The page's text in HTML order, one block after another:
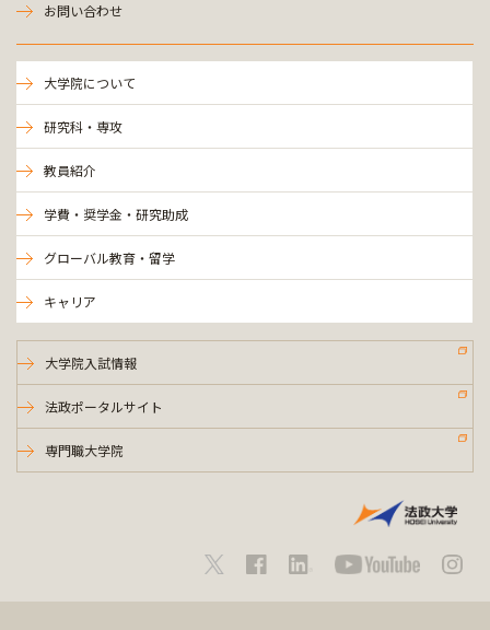
お問い合わせ
大学院について
研究科・専攻
教員紹介
学費・奨学金・研究助成
グローバル教育・留学
キャリア
大学院入試情報
法政ポータルサイト
専門職大学院